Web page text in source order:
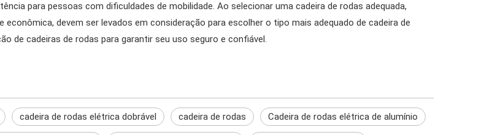
para pessoas com dificuldades de mobilidade. Ao selecionar uma cadeira de rodas adequada,
devem ser levados em consideração para escolher o tipo mais adequado de cadeira de
de cadeiras de rodas para garantir seu uso seguro e confiável.
cadeira de rodas elétrica dobrável cadeira de rodas Cadeira de rodas elétrica de alumínio